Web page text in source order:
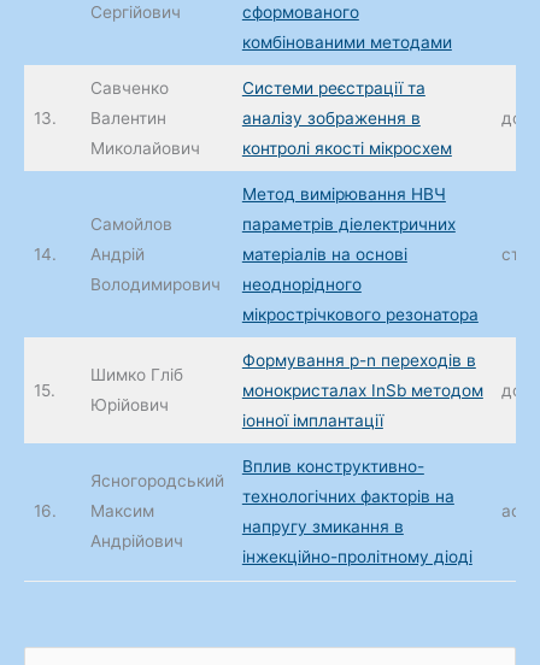
Сергійович
сформованого
комбінованими методами
13.
Савченко
Валентин
Миколайович
Системи реєстрації та
аналізу зображення в
контролі якості мікросхем
14.
Самойлов
Андрій
Володимирович
Метод вимірювання НВЧ
параметрів діелектричних
матеріалів на основі
неоднорідного
мікрострічкового резонатора
ст.
15.
Шимко Гліб
Юрійович
Формування p-n переходів в
монокристалах InSb методом
іонної імплантації
16.
Ясногородський
Максим
Андрійович
Вплив конструктивно-
технологічних факторів на
напругу змикання в
інжекційно-пролітному діоді